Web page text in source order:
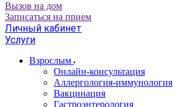
Вызов на дом
Записаться на прием
Личный кабинет
Услуги
Взрослым
Онлайн-консультация
Аллергология-иммунология
Вакцинация
Гастроэнтерология